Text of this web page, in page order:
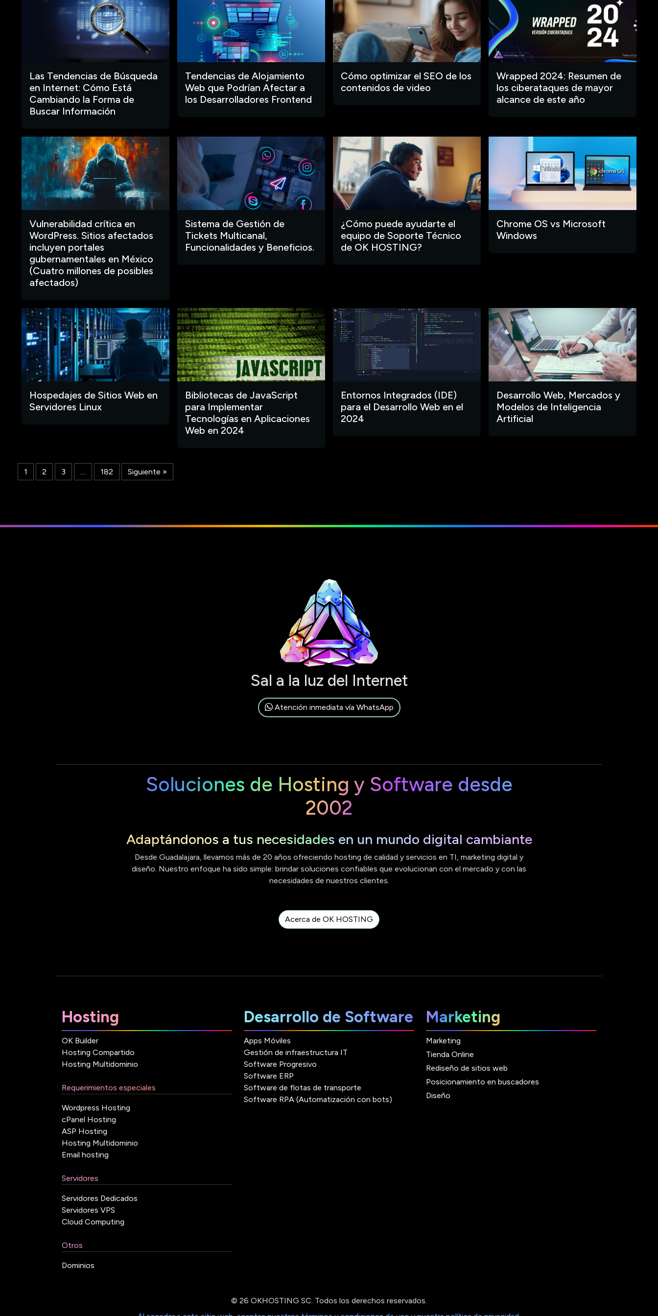
Las Tendencias de Búsqueda
en Internet: Cómo Está
Cambiando la Forma de
Buscar Información
Tendencias de Alojamiento
Web que Podrían Afectar a
los Desarrolladores Frontend
Cómo optimizar el SEO de los
contenidos de video
Wrapped 2024: Resumen de
los ciberataques de mayor
alcance de este año
Vulnerabilidad crítica en
WordPress. Sitios afectados
incluyen portales
gubernamentales en México
(Cuatro millones de posibles
afectados)
Sistema de Gestión de
Tickets Multicanal,
Funcionalidades y Beneficios.
¿Cómo puede ayudarte el
equipo de Soporte Técnico
de OK HOSTING?
Chrome OS vs Microsoft
Windows
Hospedajes de Sitios Web en
Servidores Linux
Bibliotecas de JavaScript
para Implementar
Tecnologías en Aplicaciones
Web en 2024
Entornos Integrados (IDE)
para el Desarrollo Web en el
2024
Desarrollo Web, Mercados y
Modelos de Inteligencia
Artificial
1 2 3 … 182 Siguiente »
Sal a la luz del Internet
Atención inmediata vía WhatsApp
Soluciones de Hosting y Software desde
2002
Adaptándonos a tus necesidades en un mundo digital cambiante
Desde Guadalajara, llevamos más de 20 años ofreciendo hosting de calidad y servicios en TI, marketing digital y
diseño. Nuestro enfoque ha sido simple: brindar soluciones confiables que evolucionan con el mercado y con las
necesidades de nuestros clientes.
Acerca de OK HOSTING
Hosting
OK Builder
Hosting Compartido
Hosting Multidominio
Requerimientos especiales
Wordpress Hosting
cPanel Hosting
ASP Hosting
Hosting Multidominio
Email hosting
Servidores
Servidores Dedicados
Servidores VPS
Cloud Computing
Otros
Dominios
Desarrollo de Software
Apps Móviles
Gestión de infraestructura IT
Software Progresivo
Software ERP
Software de flotas de transporte
Software RPA (Automatización con bots)
Marketing
Marketing
Tienda Online
Rediseño de sitios web
Posicionamiento en buscadores
Diseño
© 26 OKHOSTING SC. Todos los derechos reservados.